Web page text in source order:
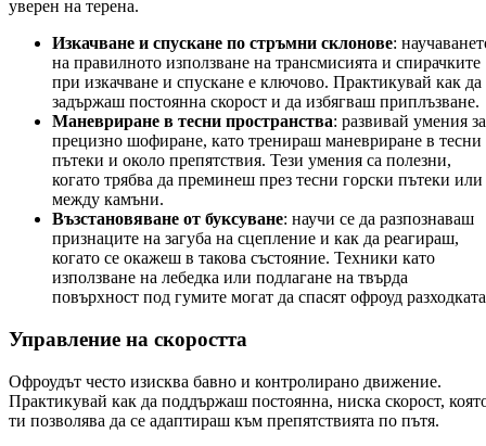
уверен на терена.
Изкачване и спускане по стръмни склонове:
на правилното използване на трансмисията и спирачките
при изкачване и спускане е ключово. Практикувай как да
задържаш постоянна скорост и да избягваш приплъзване.
Маневриране в тесни пространства: развивай умения за
прецизно шофиране, като тренираш маневриране в тесни
пътеки и около препятствия. Тези умения са полезни,
когато трябва да преминеш през тесни горски пътеки или
между камъни.
Възстановяване от буксуване: научи се да разпознаваш
признаците на загуба на сцепление и как да реагираш,
когато се окажеш в такова състояние. Техники като
използване на лебедка или подлагане на твърда
повърхност под гумите могат да спасят офроуд
Управление на скоростта
Офроудът често изисква бавно и контролирано движение.
Практикувай как да поддържаш постоянна, ниска скорост,
ти позволява да се адаптираш към препятствията по пътя.